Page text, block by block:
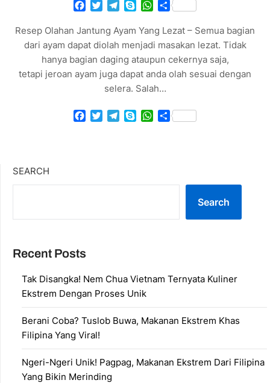
Facebook
TwitterTelegram
SkypeWhatsApp
Share
Resep Olahan Jantung Ayam Yang Lezat – Semua bagian
dari ayam dapat diolah menjadi masakan lezat. Tidak
hanya bagian daging ataupun cekernya saja,
tetapi jeroan ayam juga dapat anda olah sesuai dengan
selera. Salah…
Facebook
TwitterTelegram
SkypeWhatsApp
Share
SEARCH
Search
Recent Posts
Tak Disangka! Nem Chua Vietnam Ternyata Kuliner
Ekstrem Dengan Proses Unik
Berani Coba? Tuslob Buwa, Makanan Ekstrem Khas
Filipina Yang Viral!
Ngeri-Ngeri Unik! Pagpag, Makanan Ekstrem Dari Filipina
Yang Bikin Merinding